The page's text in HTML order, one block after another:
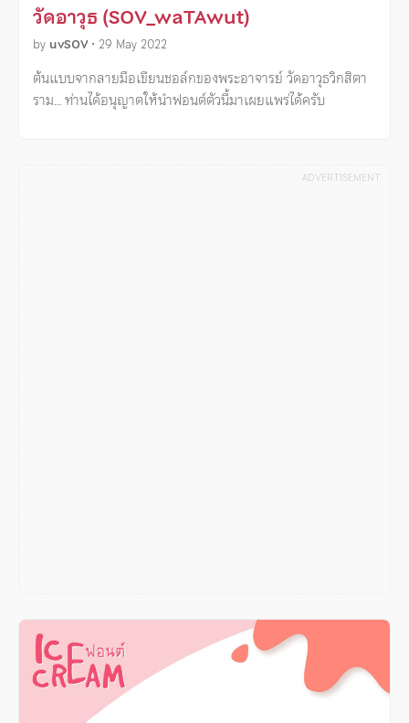
วัดอาวุธ (SOV_waTAwut)
by uvSOV • 29 May 2022
ต้นแบบจากลายมือเขียนชอล์กของพระอาจารย์ วัดอาวุธวิกสิตา
ราม… ท่านได้อนุญาตให้นำฟอนต์ตัวนี้มาเผยแพร่ได้ครับ